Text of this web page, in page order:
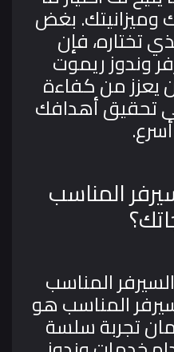
وميزانيتك. بغض
تختاره، فإن
وندوز ريموت
من كفاءة
تحقيق أهدافك
المناسب
السيرفر المناسب
المناسب هو
تجربة سلسة